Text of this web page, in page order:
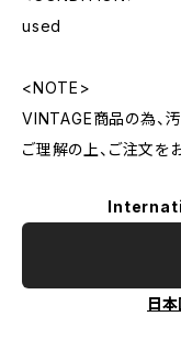
used
<NOTE>
VINTAGE商品の為、
ご理解の上、ご注文を
日